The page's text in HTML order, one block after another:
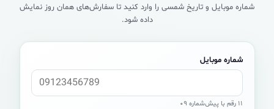
شماره موبایل و تاریخ شمسی را وارد کنید تا سفارش‌های همان روز نمایش
داده شود.
شماره موبایل
۱۱ رقم با پیش‌شماره ۰۹